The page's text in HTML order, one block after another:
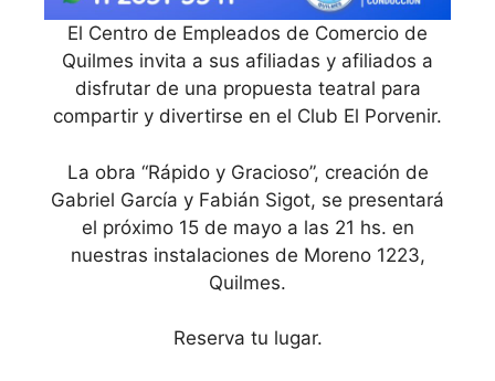
El Centro de Empleados de Comercio de
Quilmes invita a sus afiliadas y afiliados a
disfrutar de una propuesta teatral para
compartir y divertirse en el Club El Porvenir.
La obra “Rápido y Gracioso”, creación de
Gabriel García y Fabián Sigot, se presentará
el próximo 15 de mayo a las 21 hs. en
nuestras instalaciones de Moreno 1223,
Quilmes.
Reserva tu lugar.